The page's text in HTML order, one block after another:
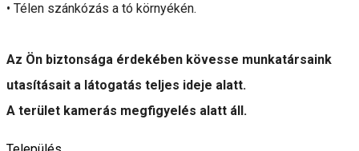
• Télen szánkózás a tó környékén.
Az Ön biztonsága érdekében kövesse munkatársaink
utasításait a látogatás teljes ideje alatt.
A terület kamerás megfigyelés alatt áll.